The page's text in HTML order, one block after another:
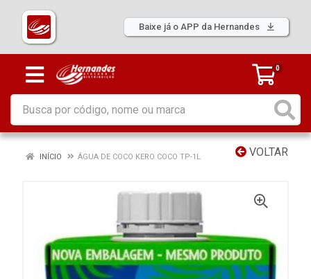
Baixe já o APP da Hernandes
0
VOLTAR
INÍCIO ÁGUA DE COCO KERO COCO TP-1L